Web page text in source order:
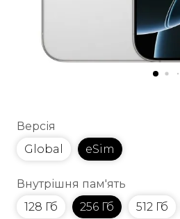
Версія
Global
eSim
Внутрішня пам'ять
128 Гб
256 Гб 512 Гб